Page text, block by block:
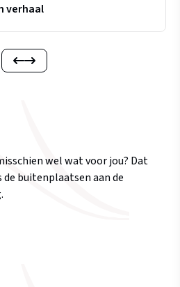
verhaal
wel wat voor jou? Dat
buitenplaatsen aan de